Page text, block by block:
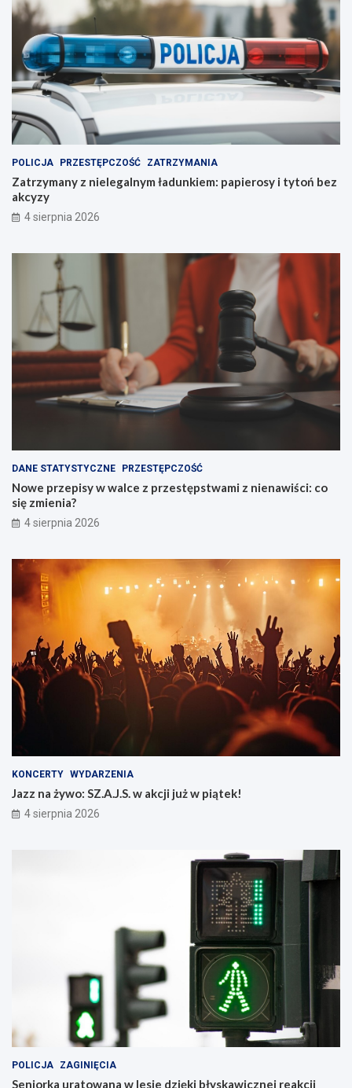
POLICJA PRZESTĘPCZOŚĆ ZATRZYMANIA
Zatrzymany z nielegalnym ładunkiem: papierosy i tytoń bez
akcyzy
4 sierpnia 2026
DANE STATYSTYCZNE PRZESTĘPCZOŚĆ
Nowe przepisy w walce z przestępstwami z nienawiści: co
się zmienia?
4 sierpnia 2026
KONCERTY WYDARZENIA
Jazz na żywo: SZ.A.J.S. w akcji już w piątek!
4 sierpnia 2026
POLICJA ZAGINIĘCIA
Seniorka uratowana w lesie dzięki błyskawicznej reakcji